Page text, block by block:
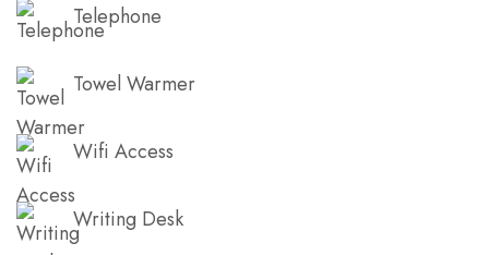
Telephone
Towel Warmer
Wifi Access
Writing Desk